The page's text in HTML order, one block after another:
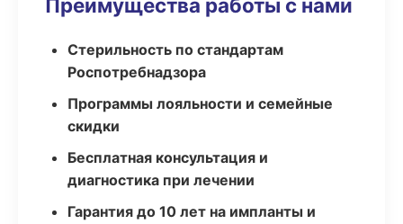
Преимущества работы с нами
Стерильность по стандартам
Роспотребнадзора
Программы лояльности и семейные
скидки
Бесплатная консультация и
диагностика при лечении
Гарантия до 10 лет на импланты и